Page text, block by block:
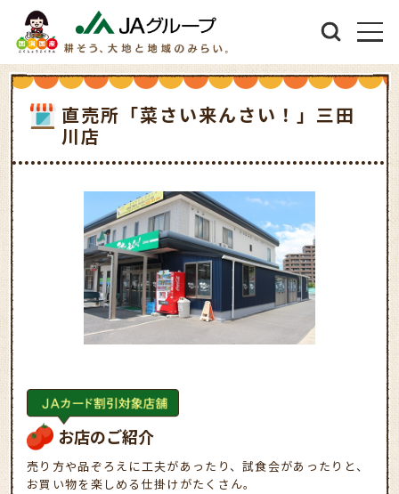
直売所「菜さい来んさい！」三田
川店
お店のご紹介
売り方や品ぞろえに工夫があったり、試食会があったりと、
お買い物を楽しめる仕掛けがたくさん。